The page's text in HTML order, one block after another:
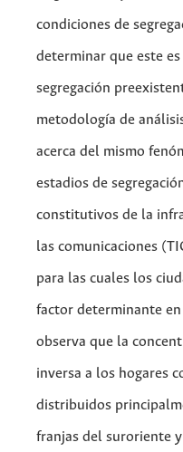
condiciones de
determinar que este
segregación
metodología de
acerca del mismo
estadios de
constitutivos de la
las comunicaciones
para las cuales los
factor determinante
observa que la
inversa a los hogares
distribuidos
franjas del suroriente